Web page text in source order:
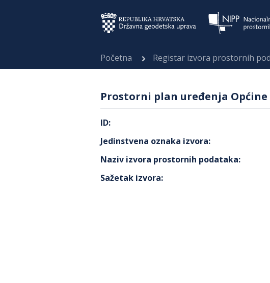
Početna Registar izvora prostornih
Prostorni plan uređenja Općine
ID:
Jedinstvena oznaka izvora:
Naziv izvora prostornih podataka:
Sažetak izvora: